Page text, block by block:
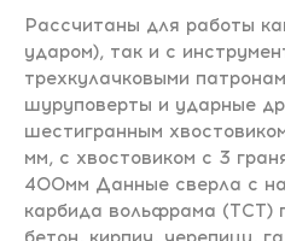
Рассчитаны для работы
ударом), так и с
трехкулачковыми
шуруповерты и ударные
шестигранным
мм, с хвостовиком с 3
400мм Данные сверла с
карбида вольфрама (TCT)